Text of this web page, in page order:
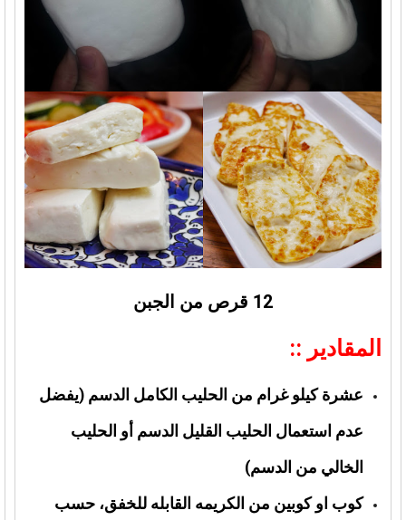
12 قرص من الجبن
المقادير ::
عشرة كيلو غرام من الحليب الكامل الدسم (يفضل
عدم استعمال الحليب القليل الدسم أو الحليب
الخالي من الدسم)
كوب او كوبين من الكريمه القابله للخفق، حسب